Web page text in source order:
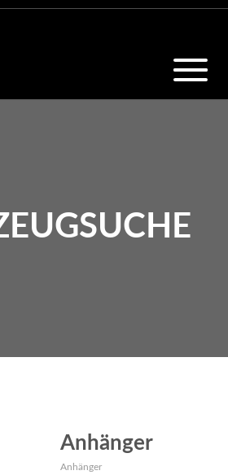
Anhänger
Anhänger